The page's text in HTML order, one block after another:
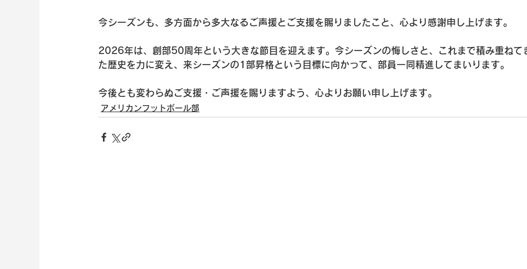
今シーズンも、多方面から多大なるご声援とご支援を賜りましたこと、心より感謝申し上げます。
2026年は、創部50周年という大きな節目を迎えます。今シーズンの悔しさと、これまで積み重ねて
た歴史を力に変え、来シーズンの1部昇格という目標に向かって、部員一同精進してまいります。
今後とも変わらぬご支援・ご声援を賜りますよう、心よりお願い申し上げます。
アメリカンフットボール部